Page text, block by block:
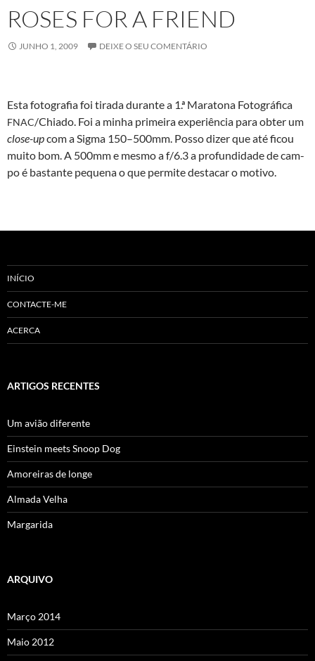
ROSES FOR A FRIEND
JUNHO 1, 2009 DEIXE O SEU COMENTÁRIO
Esta fotografia foi tira­da durante a 1.ª Mara­tona Fotográ­fi­ca
FNAC/Chiado. Foi a min­ha primeira exper­iên­cia para obter um
close-upcom a Sig­ma 150–500mm. Pos­so diz­er que até ficou
muito bom. A 500mm e mes­mo a f/6.3 a pro­fun­di­dade de cam­
po é bas­tante peque­na o que per­mite destacar o motivo.
INÍCIO
CONTACTE-ME
ACERCA
ARTIGOS RECENTES
Um avião diferente
Einstein meets Snoop Dog
Amoreiras de longe
Almada Velha
Margarida
ARQUIVO
Março 2014
Maio 2012